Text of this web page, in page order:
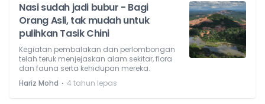
Nasi sudah jadi bubur - Bagi
Orang Asli, tak mudah untuk
pulihkan Tasik Chini
Kegiatan pembalakan dan perlombongan
telah teruk menjejaskan alam sekitar, flora
dan fauna serta kehidupan mereka.
Hariz Mohd ⋅ 4 tahun lepas